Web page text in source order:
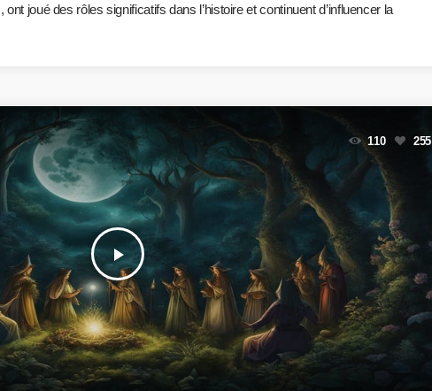
joué des rôles significatifs dans l’histoire et continuent d’influencer la
play_arrow
110 255